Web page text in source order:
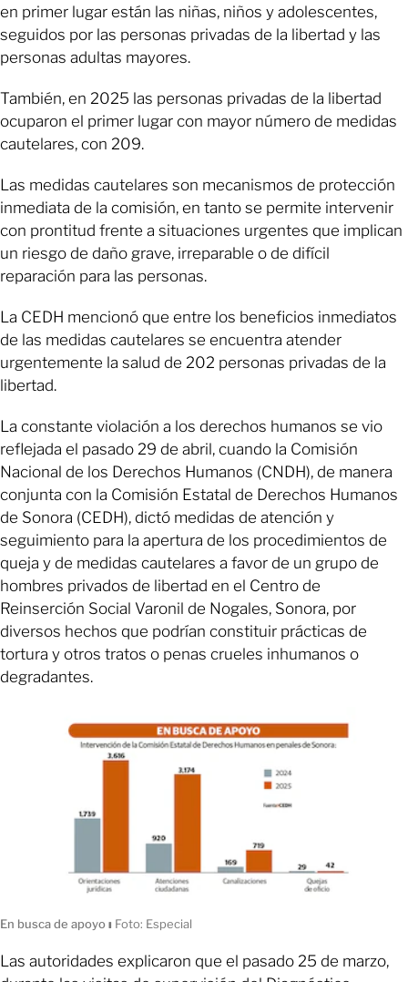
en primer lugar están las niñas, niños y adolescentes,
seguidos por las personas privadas de la libertad y las
personas adultas mayores.
También, en 2025 las personas privadas de la libertad
ocuparon el primer lugar con mayor número de medidas
cautelares, con 209.
Las medidas cautelares son mecanismos de protección
inmediata de la comisión, en tanto se permite intervenir
con prontitud frente a situaciones urgentes que implican
un riesgo de daño grave, irreparable o de difícil
reparación para las personas.
La CEDH mencionó que entre los beneficios inmediatos
de las medidas cautelares se encuentra atender
urgentemente la salud de 202 personas privadas de la
libertad.
La constante violación a los derechos humanos se vio
reflejada el pasado 29 de abril, cuando la Comisión
Nacional de los Derechos Humanos (CNDH), de manera
conjunta con la Comisión Estatal de Derechos Humanos
de Sonora (CEDH), dictó medidas de atención y
seguimiento para la apertura de los procedimientos de
queja y de medidas cautelares a favor de un grupo de
hombres privados de libertad en el Centro de
Reinserción Social Varonil de Nogales, Sonora, por
diversos hechos que podrían constituir prácticas de
tortura y otros tratos o penas crueles inhumanos o
degradantes.
En busca de apoyoı Foto: Especial
Las autoridades explicaron que el pasado 25 de marzo,